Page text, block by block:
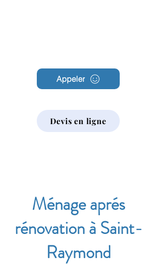
Appeler
Devis en ligne
Ménage aprés
rénovation à Saint-
Raymond